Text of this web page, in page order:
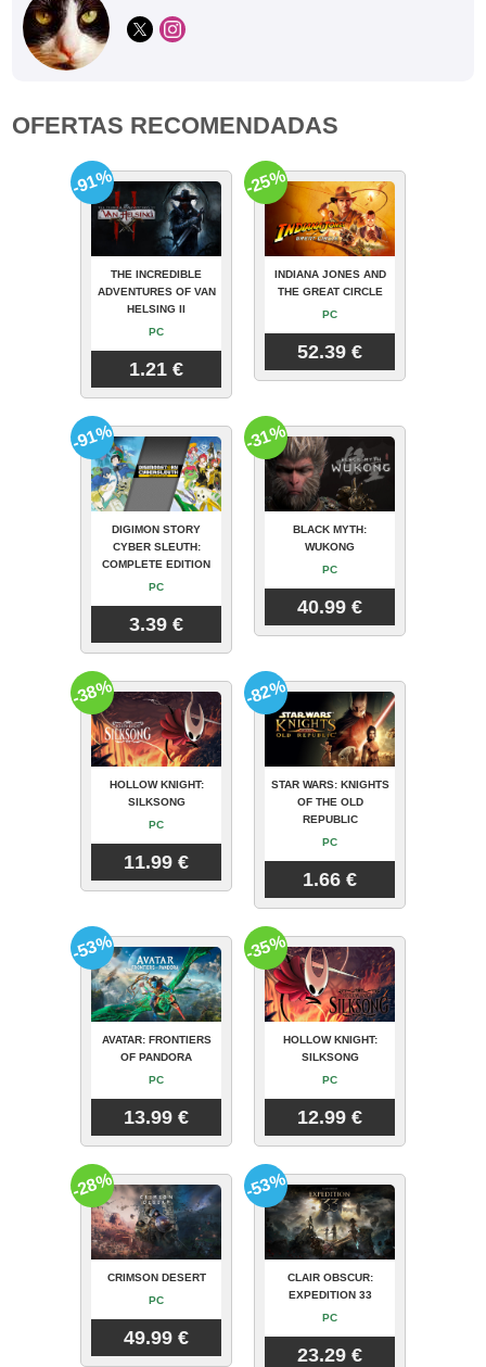
OFERTAS RECOMENDADAS
THE INCREDIBLE
ADVENTURES OF VAN
HELSING II
PC
1.21 €
-91%
INDIANA JONES AND
THE GREAT CIRCLE
PC
52.39 €
-25%
DIGIMON STORY
CYBER SLEUTH:
COMPLETE EDITION
PC
3.39 €
-91%
BLACK MYTH:
WUKONG
PC
40.99 €
-31%
HOLLOW KNIGHT:
SILKSONG
PC
11.99 €
-38%
STAR WARS: KNIGHTS
OF THE OLD
REPUBLIC
PC
1.66 €
-82%
AVATAR: FRONTIERS
OF PANDORA
PC
13.99 €
-53%
HOLLOW KNIGHT:
SILKSONG
PC
12.99 €
-35%
CRIMSON DESERT
PC
49.99 €
-28%
CLAIR OBSCUR:
EXPEDITION 33
PC
23.29 €
-53%